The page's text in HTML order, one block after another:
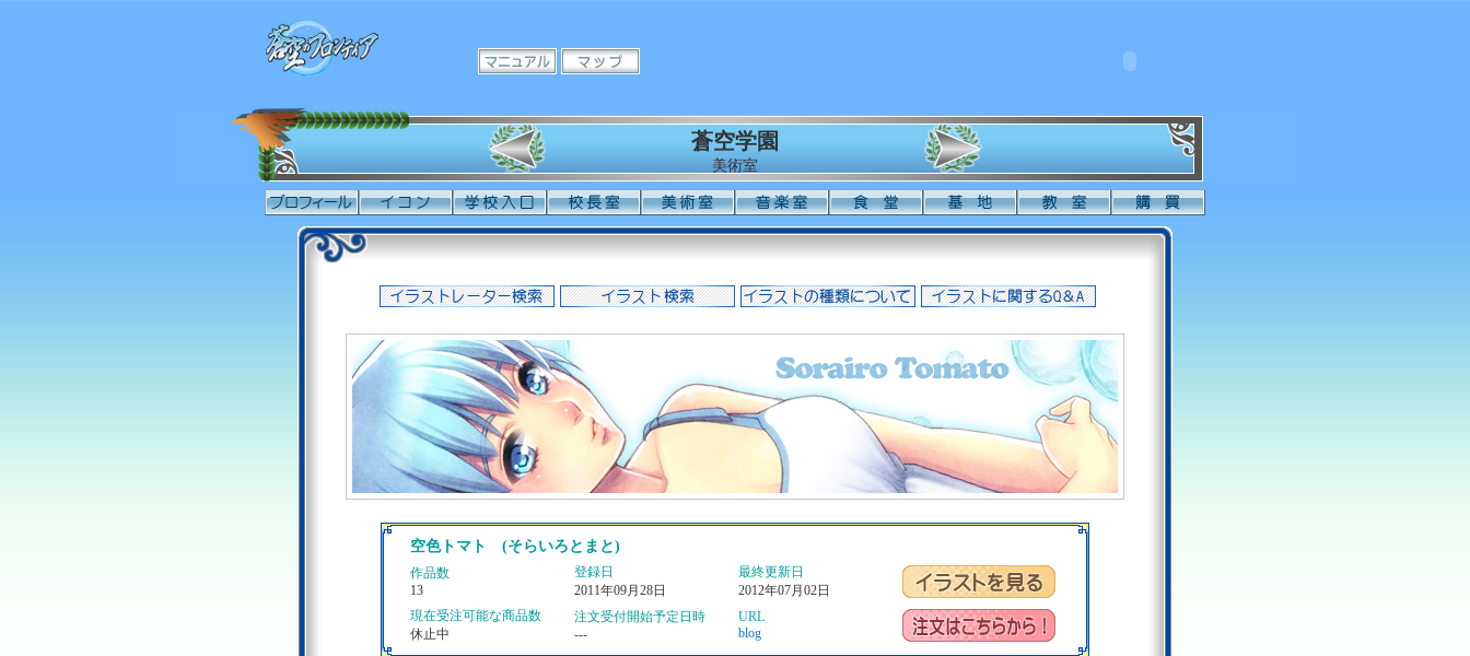
蒼空学園
美術室
空色トマト (そらいろとまと)
作品数
13
登録日
2011年09月28日
最終更新日
2012年07月02日
現在受注可能な商品数
休止中
注文受付開始予定日時
---
URL
blog